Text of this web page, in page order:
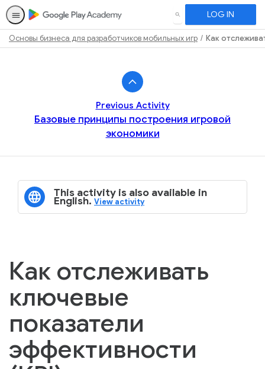
SEARCH LOG IN
Основы бизнеса для разработчиков мобильных игр Как
Previous Activity
Базовые принципы построения игровой
экономики
This activity is also available in
English.View activity
Как отслеживать
ключевые
показатели
эффективности